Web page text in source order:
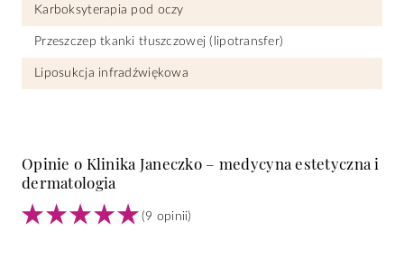
Karboksyterapia pod oczy
Przeszczep tkanki tłuszczowej (lipotransfer)
Liposukcja infradźwiękowa
Opinie o Klinika Janeczko – medycyna estetyczna i
dermatologia
(9 opinii)